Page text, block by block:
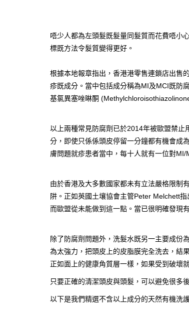
唔少人都為左頭髮既髮量同髮質而花費唔小
標既方法令髮質變得更好。
根據本地報章指出，香港港零售連鎖店出售
疹既成分。當中包括成分稱為MI及MCI既防
基氯異塞唑晽酮
以上兩種常見防腐劑已於2014年被歐盟禁
分，即使只係係頭皮停留一分鐘都有機會成
膚問題就疹患者當中，每十人就有一位對
由於香港及大多數國家都未有立法嚴格限制
阱。正如英國土壤協會主管Peter Melchett
而歐盟從未能做到這一點。當已很明確發現
除了防腐劑問題外，洗髮水既另一主要成份
為太強力，把頭皮上的皮脂膜完全洗去，結
正如面上的健康角質層一樣，如果受到破壞
只要正確的清潔頭皮與頭髮，可以避免很多
以下是我們精選不含以上成分的天然有機洗